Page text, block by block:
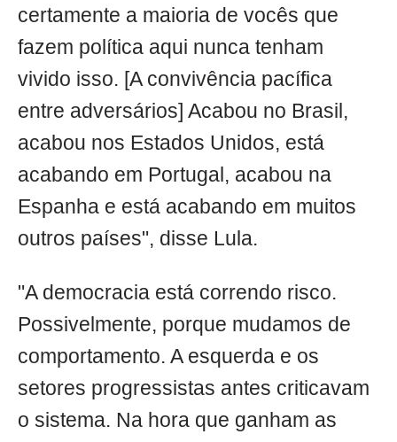
certamente a maioria de vocês que
fazem política aqui nunca tenham
vivido isso. [A convivência pacífica
entre adversários] Acabou no Brasil,
acabou nos Estados Unidos, está
acabando em Portugal, acabou na
Espanha e está acabando em muitos
outros países", disse Lula.
"A democracia está correndo risco.
Possivelmente, porque mudamos de
comportamento. A esquerda e os
setores progressistas antes criticavam
o sistema. Na hora que ganham as